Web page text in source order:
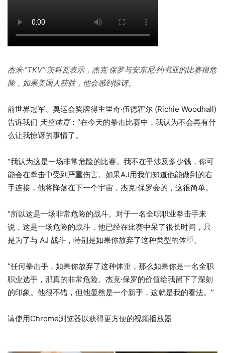
杰米·“TKV”·茨科瓦表示，杰克·保罗与安东尼·约书亚的比赛很危
险，如果美国人获胜，他会感到惊讶。
前世界冠军、奥运会奖牌得主里奇·伍德霍尔 (Richie Woodhall)
告诉我们 天空体育：“在今天的拳击比赛中，我认为不会再有什
么让我惊讶的事情了。
“我认为这是一场非常危险的比赛。我不在乎涉及多少钱，你可
能会在拳击中受到严重伤害。如果AJ用我们知道他能做到的右
手连接，他将降落在下一个宇宙，杰克·保罗会的，这很简单。
“所以这是一场非常危险的战斗。对于一名全职职业拳击手来
说，这是一场危险的战斗，他已经在比赛中呆了很长时间，只
是为了与 AJ 战斗，特别是如果你放弃了这种类型的体重。
“任何拳击手，如果你放弃了这种体重，那么如果你是一名全职
职业选手，那真的非常危险。杰克·保罗的价值给我留下了深刻
的印象。他很不错，但他显然是一个新手，这就是我的看法。”
请使用Chrome浏览器以获得更方便的视频播放器